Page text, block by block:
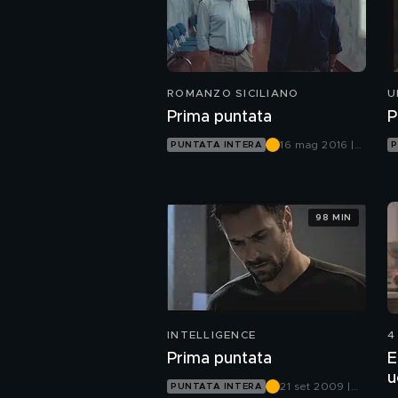
ROMANZO SICILIANO
Prima puntata
PUNTATA INTERA
16 mag 2016 |
INTELLIGENCE
Prima puntata
PUNTATA INTERA
21 set 2009 |
98 MIN
4